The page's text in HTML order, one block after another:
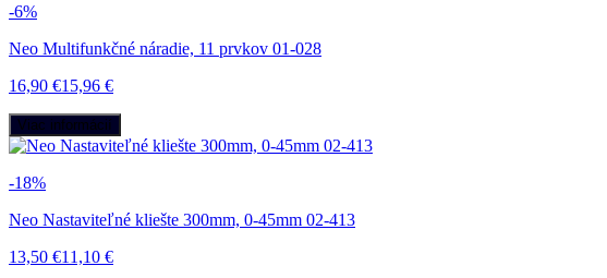
-6%
Neo Multifunkčné náradie, 11 prvkov 01-028
16,90 €15,96 €
Viac informácií
-18%
Neo Nastaviteľné kliešte 300mm, 0-45mm 02-413
13,50 €11,10 €